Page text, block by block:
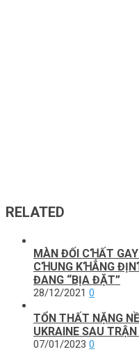
RELATED
MÀN ĐỐI CꞪẤT
CꞪUNG KꞪẲNG
ĐANG “BỊA ĐẶT”
28/12/2021 0
TỔN THẤT NẶNG
UKRAINE SAU
07/01/2023 0